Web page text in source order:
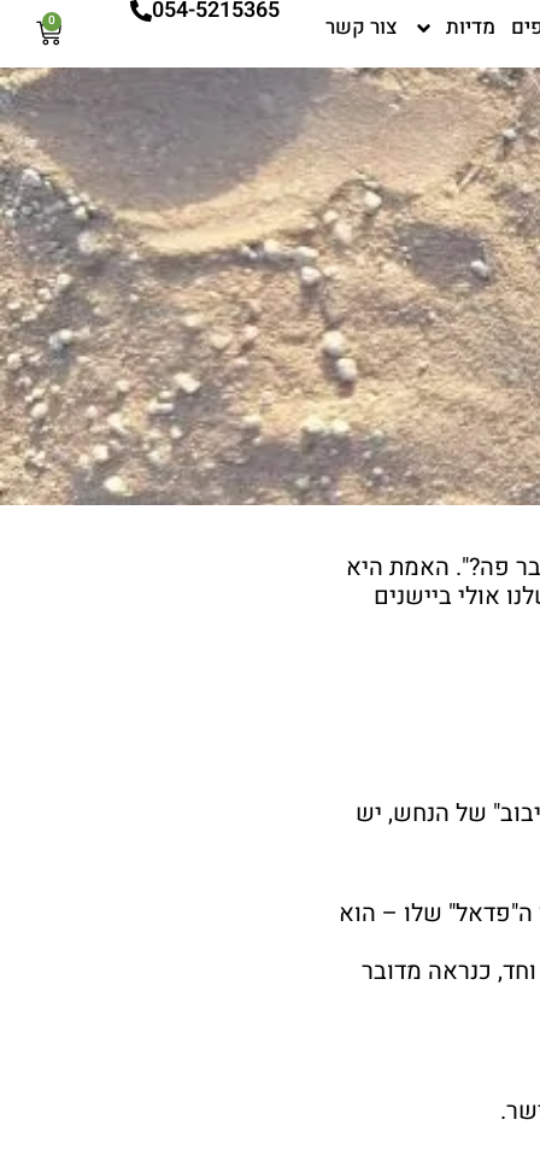
מדיות צור קשר
054-5215365
0
עגלת
קניות
פה?". האמת היא
אולי ביישנים
של הנחש, יש
ה"פדאל" שלו – הוא
כנראה מדובר